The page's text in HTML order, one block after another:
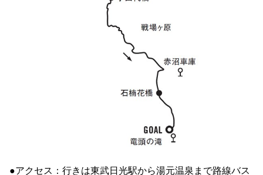
●アクセス：行きは東武日光駅から湯元温泉まで路線バス